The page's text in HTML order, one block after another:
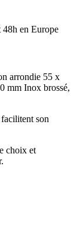
48h en Europe
arrondie 55 x
mm Inox brossé,
son
choix et